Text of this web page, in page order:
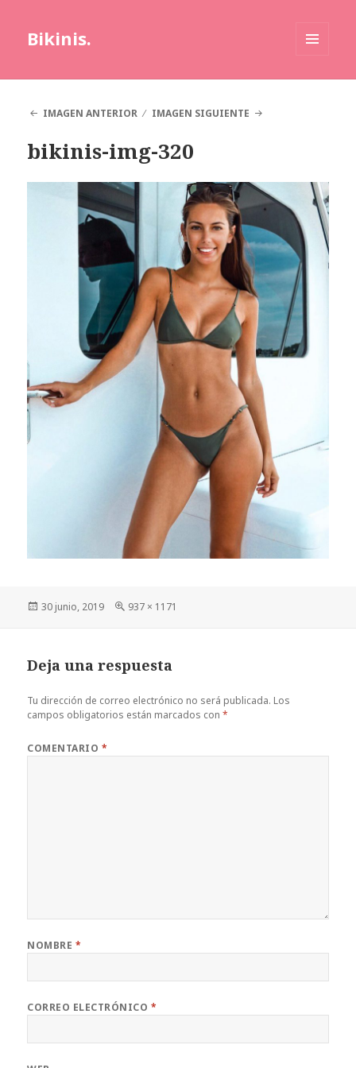
Bikinis.
IMAGEN ANTERIOR
IMAGEN SIGUIENTE
bikinis-img-320
Publicado
30 junio, 2019
Tamaño
937 × 1171
Deja una respuesta
Tu dirección de correo electrónico no será publicada. Los
campos obligatorios están marcados con*
COMENTARIO *
NOMBRE *
CORREO ELECTRÓNICO *